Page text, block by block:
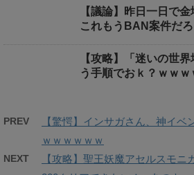
【議論】昨日一日で
これもうBAN案件だ
【攻略】「迷いの世
う手順でおｋ？ｗｗｗ
PREV
【驚愕】インサガさん、神イベ
ｗｗｗｗｗｗ
NEXT
【攻略】聖王妖魔アセルスモニ